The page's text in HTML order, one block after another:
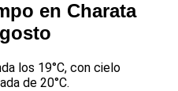
en Charata
los 19°C, con cielo
de 20°C.